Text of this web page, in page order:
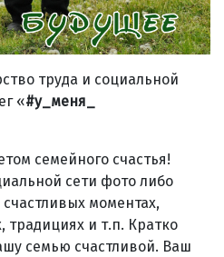
труда и социальной
«#у_меня_
семейного счастья!
сети фото либо
моментах,
традициях и т.п. Кратко
семью счастливой. Ваш